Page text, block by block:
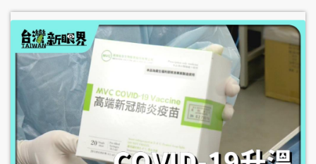
林榮信(宜蘭大學生物技術與動物科學系教授)
林秋桂(中華民國養豬協會理事)
賴秀穗(臺大獸醫系名譽教授)